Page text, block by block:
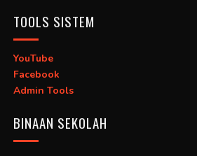
TOOLS SISTEM
YouTube
Facebook
Admin Tools
BINAAN SEKOLAH